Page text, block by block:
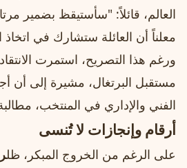
العالم، قائلاً: "سأستيقظ بضمير
معلناً أن العائلة ستشارك في اتخاذ
ورغم هذا التصريح، استمرت
مستقبل البرتغال، مشيرة إلى أن
الفني والإداري في المنتخب،
أرقام وإنجازات لا تُنسى
على الرغم من الخروج المبكر، ظل